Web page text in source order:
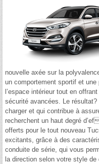
nouvelle axée sur la
un comportement sportif et
l’espace intérieur tout en
sécurité avancées. Le
charger et qui contribue à
recherchent un haut degré
offerts pour le tout nouveau
excitants, grâce à des
conduite de série, qui vous
la direction selon votre style